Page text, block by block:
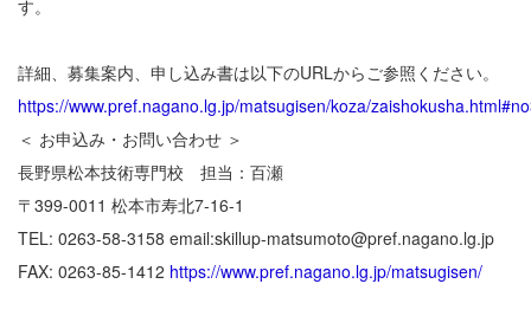
す。
詳細、募集案内、申し込み書は以下のURLからご参照ください。
https://www.pref.nagano.lg.jp/matsugisen/koza/
＜ お申込み・お問い合わせ ＞
長野県松本技術専門校 担当：百瀬
〒399-0011 松本市寿北7-16-1
TEL: 0263-58-3158 email:skillup-matsumoto@pref.nagano.lg.jp
FAX: 0263-85-1412 https://www.pref.nagano.lg.jp/matsugisen/